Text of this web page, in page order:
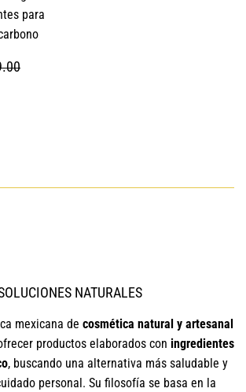
para
HABITUAL
NATURALES
mexicana de cosmética natural y artesanal
productos elaborados con ingredientes
, buscando una alternativa más saludable y
personal. Su filosofía se basa en la